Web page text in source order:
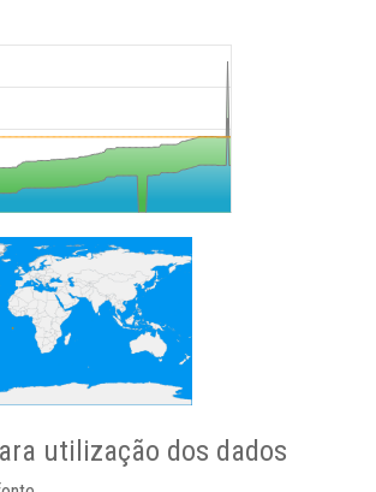
utilização dos dados